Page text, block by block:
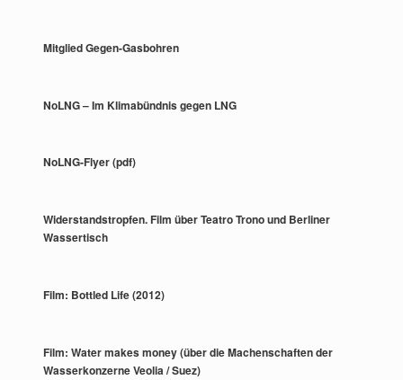
Mitglied Gegen-Gasbohren
NoLNG – Im Klimabündnis gegen LNG
NoLNG-Flyer (pdf)
Widerstandstropfen. Film über Teatro Trono und Berliner
Wassertisch
Film: Bottled Life (2012)
Film: Water makes money (über die Machenschaften der
Wasserkonzerne Veolia / Suez)